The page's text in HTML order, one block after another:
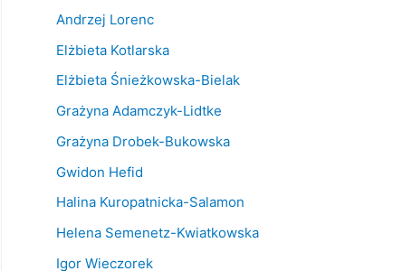
Andrzej Lorenc
Elżbieta Kotlarska
Elżbieta Śnieżkowska-Bielak
Grażyna Adamczyk-Lidtke
Grażyna Drobek-Bukowska
Gwidon Hefid
Halina Kuropatnicka-Salamon
Helena Semenetz-Kwiatkowska
Igor Wieczorek